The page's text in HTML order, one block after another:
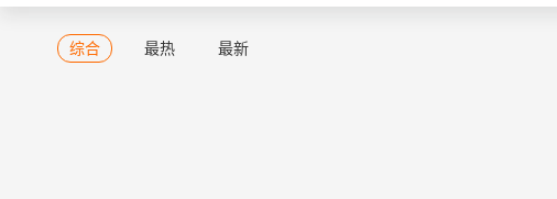
综合 最热 最新